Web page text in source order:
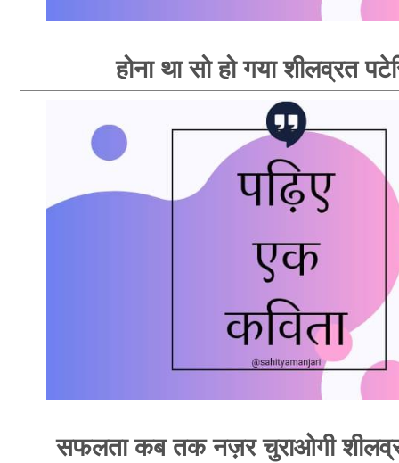
होना था सो हो गया शीलव्रत
सफलता कब तक नज़र चुराओगी